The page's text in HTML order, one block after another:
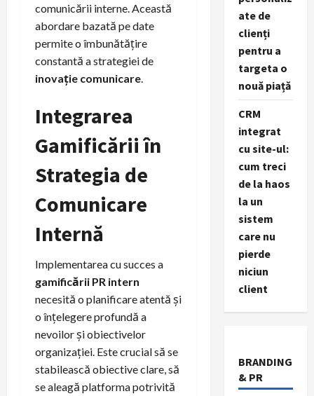
comunicării interne. Această
abordare bazată pe date
permite o îmbunătățire
constantă a strategiei de
inovație comunicare
Integrarea
Gamificării în
Strategia de
Comunicare
Internă
Implementarea cu succes a
gamificării PR intern
necesită o planificare atentă și
o înțelegere profundă a
nevoilor și obiectivelor
organizației. Este crucial să se
stabilească obiective clare, să
se aleagă platforma potrivită
ate de
clienți
pentru a
targeta o
nouă piață
CRM
integrat
cu site-ul:
cum treci
de la haos
la un
sistem
care nu
pierde
niciun
client
BRANDING
& PR